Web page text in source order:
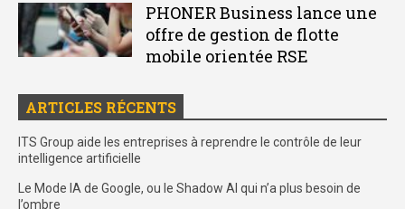
PHONER Business lance une
offre de gestion de flotte
mobile orientée RSE
ARTICLES RÉCENTS
ITS Group aide les entreprises à reprendre le contrôle de leur
intelligence artificielle
Le Mode IA de Google, ou le Shadow AI qui n’a plus besoin de
l’ombre